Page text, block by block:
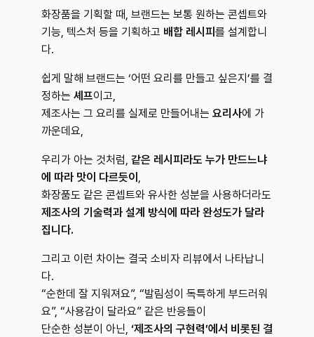
화장품을 기획할 때, 브랜드는 보통 원하는 콘셉트와
기능, 텍스처 등을 기획하고 배합 레시피 를 설계합니
다.
쉽게 말해 브랜드는 ‘어떤 요리를 만들고 싶은지’를 결
정하는 셰프이고,
제조사는 그 요리를 실제로 만들어내는 요리사에 가
까운데요,
우리가 아는 것처럼, 같은 레시피라도 누가 만드느냐
에 따라 맛이 다르듯이 ,
화장품도 같은 콘셉트와 유사한 성분을 사용하더라도
제조사의 기술력과 설계 방식에 따라 완성도가 달라
집니다.
그리고 이런 차이는 결국 소비자 리뷰에서 나타납니
다.
“순한데 잘 지워져요”, “발림성이 독특하게 부드러워
요”, “사용감이 달라요” 같은 반응들이
단순한 성분이 아닌, ‘제조사의 구현력’에서 비롯된 결